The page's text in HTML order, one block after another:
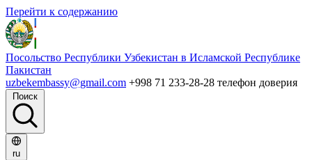
Перейти к содержанию
Посольство Республики Узбекистан в Исламской Республике
Пакистан
uzbekembassy@gmail.com +998 71 233-28-28 телефон доверия
Поиск
ru